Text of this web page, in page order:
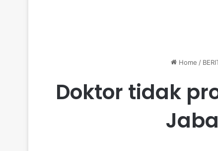
Home /
Doktor tidak